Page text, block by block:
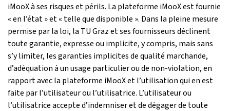
iMooX à ses risques et périls. La plateforme iMooX est fournie
« en l’état » et « telle que disponible ». Dans la pleine mesure
permise par la loi, la TU Graz et ses fournisseurs déclinent
toute garantie, expresse ou implicite, y compris, mais sans
s’y limiter, les garanties implicites de qualité marchande,
d’adéquation à un usage particulier ou de non-violation, en
rapport avec la plateforme iMooX et l’utilisation qui en est
faite par l’utilisateur ou l’utilisatrice. L’utilisateur ou
l’utilisatrice accepte d’indemniser et de dégager de toute